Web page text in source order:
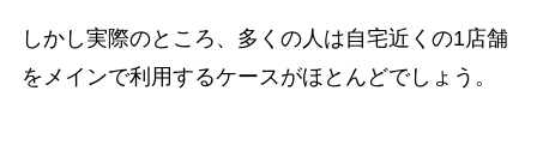
しかし実際のところ、多くの人は自宅近くの1店舗
をメインで利用するケースがほとんどでしょう。